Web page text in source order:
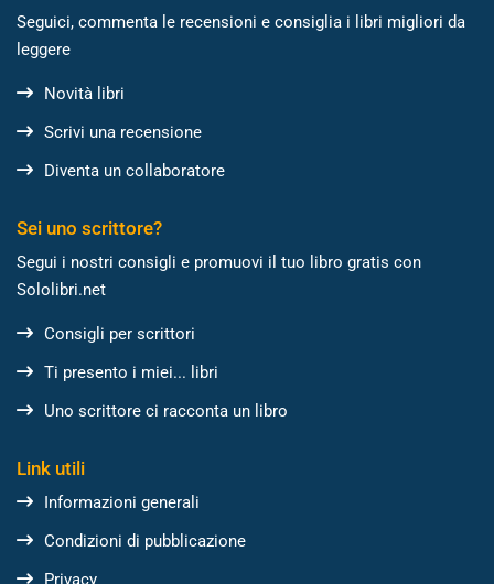
Seguici, commenta le recensioni e consiglia i libri migliori da
leggere
Novità libri
Scrivi una recensione
Diventa un collaboratore
Sei uno scrittore?
Segui i nostri consigli e promuovi il tuo libro gratis con
Sololibri.net
Consigli per scrittori
Ti presento i miei... libri
Uno scrittore ci racconta un libro
Link utili
Informazioni generali
Condizioni di pubblicazione
Privacy